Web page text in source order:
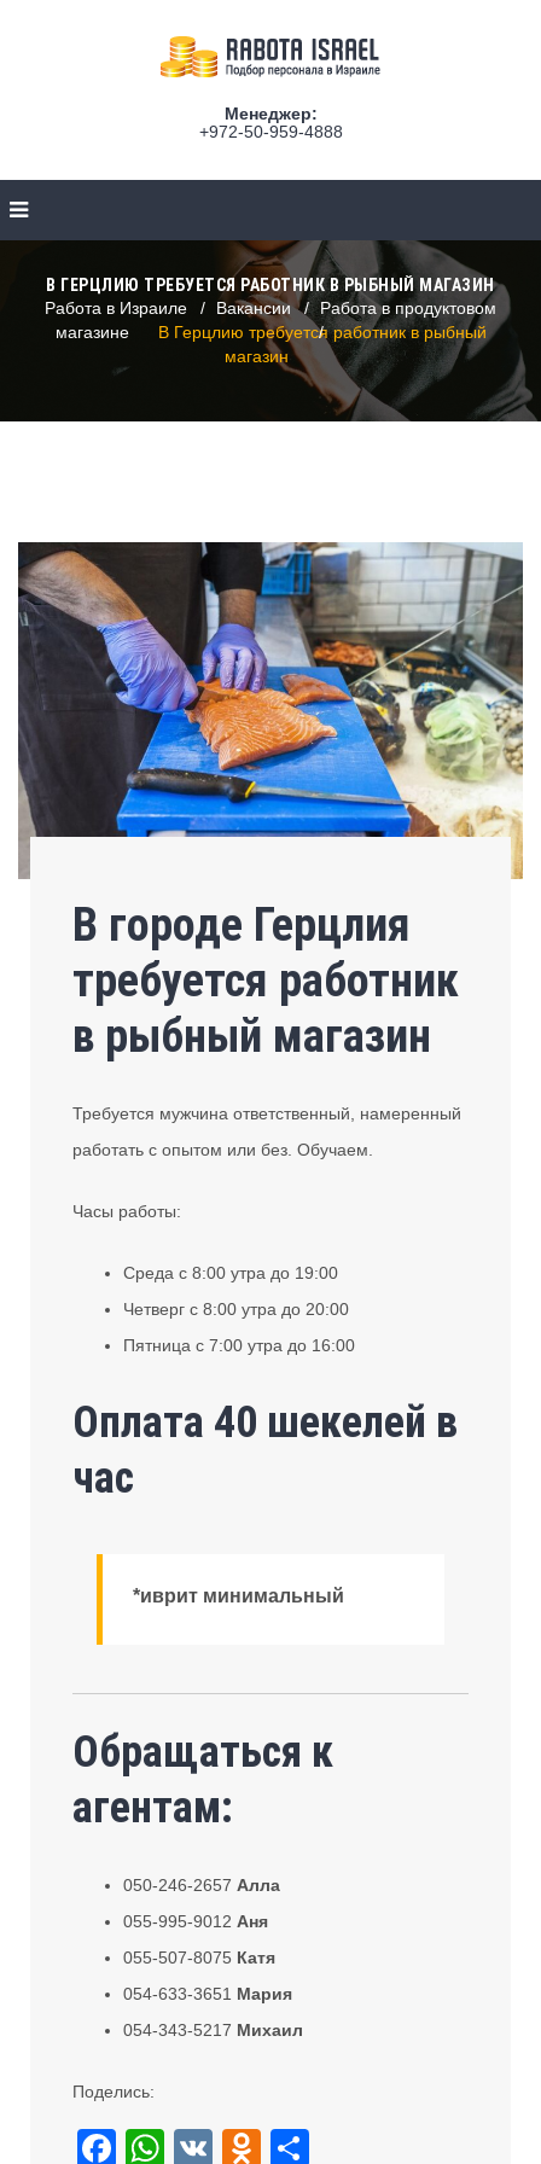
Менеджер:
+972-50-959-4888
В ГЕРЦЛИЮ ТРЕБУЕТСЯ РАБОТНИК В РЫБНЫЙ МАГАЗИН
Работа в Израиле
Вакансии
Работа в продуктовом
магазине
В Герцлию требуется работник в рыбный
магазин
В городе Герцлия
требуется работник
в рыбный магазин
Требуется мужчина ответственный, намеренный
работать с опытом или без. Обучаем.
Часы работы:
Среда с 8:00 утра до 19:00
Четверг с 8:00 утра до 20:00
Пятница с 7:00 утра до 16:00
Оплата 40 шекелей в
час
*иврит минимальный
Обращаться к
агентам:
050-246-2657 Алла
055-995-9012 Аня
055-507-8075 Катя
054-633-3651 Мария
054-343-5217 Михаил
Поделись:
F
W V
O